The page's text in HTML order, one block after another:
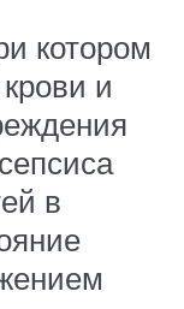
котором
и
в